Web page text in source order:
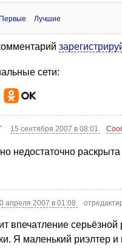
Первые Лучшие
сети:
15 сентября 2007 в 08:01
недостаточно раскрыта
апреля 2007 в 01:08
впечатление
Я маленький риэлтер